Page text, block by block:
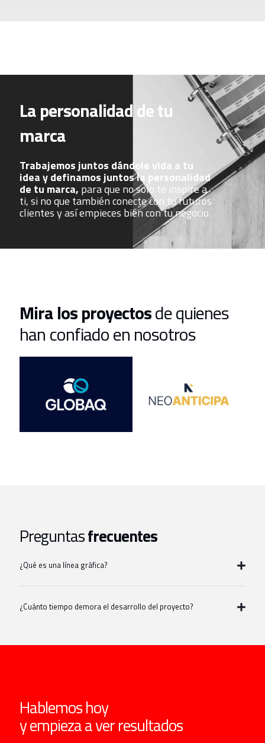
La personalidad de tu
marca
Trabajemos juntos dándole vida a tu
idea y definamos juntos la personalidad
de tu marca, para que no solo te inspire a
ti, si no que también conecte con tu futuros
clientes y así empieces bien con tu negocio.
Mira los proyectosde quienes
han confiado en nosotros
Preguntasfrecuentes
¿Qué es una línea gráfica?
¿Cuánto tiempo demora el desarrollo del proyecto?
Hablemos hoy
y empieza a ver resultados